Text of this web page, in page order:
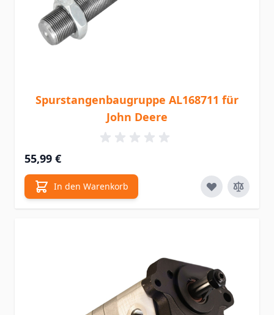
Spurstangenbaugruppe AL168711 für
John Deere
55,99 €
In den Warenkorb